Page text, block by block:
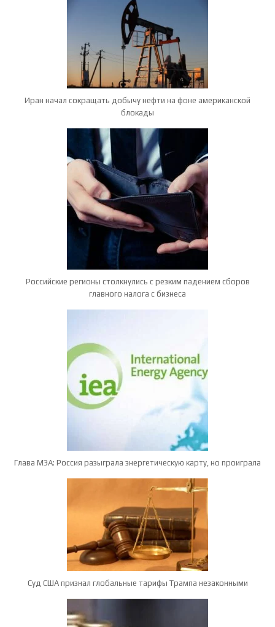
Иран начал сокращать добычу нефти на фоне американской
блокады
Российские регионы столкнулись с резким падением сборов
главного налога с бизнеса
Глава МЭА: Россия разыграла энергетическую карту, но проиграла
Суд США признал глобальные тарифы Трампа незаконными